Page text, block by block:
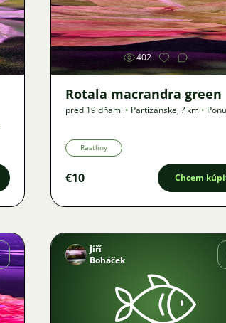
Obrázok
402
Rotala macrandra green
pred 19 dňami • Partizánske,? km •
Rastliny
€10 Chcem
Obrázok
Jiří
Boháček